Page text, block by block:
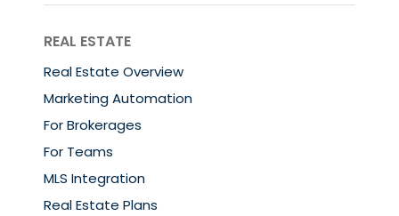
REAL ESTATE
Real Estate Overview
Marketing Automation
For Brokerages
For Teams
MLS Integration
Real Estate Plans